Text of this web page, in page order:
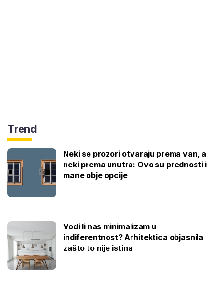
Trend
Neki se prozori otvaraju prema van, a
neki prema unutra: Ovo su prednosti i
mane obje opcije
Vodi li nas minimalizam u
indiferentnost? Arhitektica objasnila
zašto to nije istina